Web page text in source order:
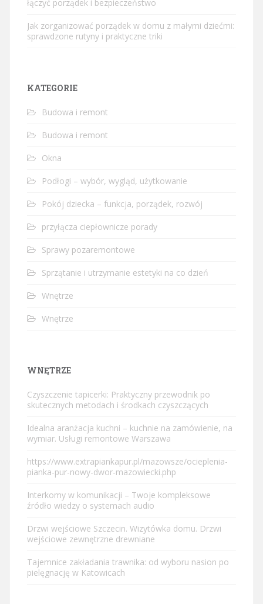
łączyć porządek i bezpieczeństwo
Jak zorganizować porządek w domu z małymi dziećmi:
sprawdzone rutyny i praktyczne triki
KATEGORIE
Budowa i remont
Budowa i remont
Okna
Podłogi – wybór, wygląd, użytkowanie
Pokój dziecka – funkcja, porządek, rozwój
przyłącza ciepłownicze porady
Sprawy pozaremontowe
Sprzątanie i utrzymanie estetyki na co dzień
Wnętrze
Wnętrze
WNĘTRZE
Czyszczenie tapicerki: Praktyczny przewodnik po
skutecznych metodach i środkach czyszczących
Idealna aranżacja kuchni – kuchnie na zamówienie, na
wymiar. Usługi remontowe Warszawa
https://www.extrapiankapur.pl/mazowsze/ocieplenia-
pianka-pur-nowy-dwor-mazowiecki.php
Interkomy w komunikacji – Twoje kompleksowe
źródło wiedzy o systemach audio
Drzwi wejściowe Szczecin. Wizytówka domu. Drzwi
wejściowe zewnętrzne drewniane
Tajemnice zakładania trawnika: od wyboru nasion po
pielęgnację w Katowicach